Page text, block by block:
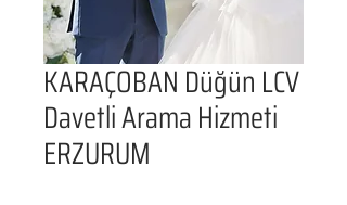
KARAÇOBAN Düğün LCV
Davetli Arama Hizmeti
ERZURUM